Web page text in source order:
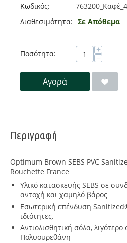
Κωδικός:
Διαθεσιμότητα: Σε Απόθεμα
Ποσότητα: +
−
Αγορά
Περιγραφή
Optimum Brown SEBS PVC
Rouchette France
Υλικό κατασκευής SEBS σε
αντοχή και χαμηλό βάρος
Εσωτερική επένδυση
ιδιότητες.
Αντιολισθητική σόλα,
Πολυουρεθάνη